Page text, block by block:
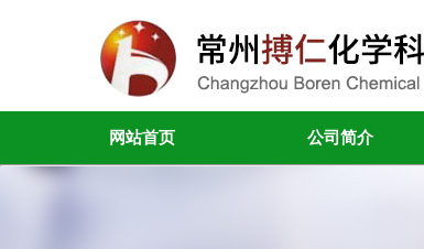
网站首页 公司简介